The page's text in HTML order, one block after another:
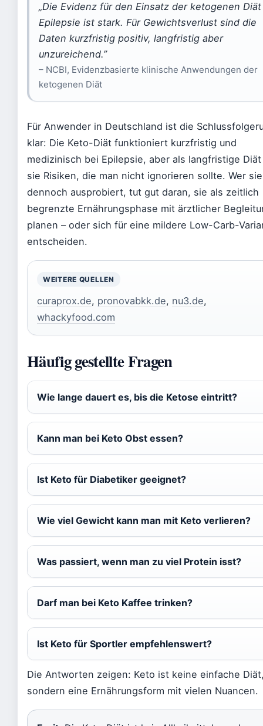
„Die Evidenz für den Einsatz der ketogenen
Epilepsie ist stark. Für Gewichtsverlust sind die
Daten kurzfristig positiv, langfristig aber
unzureichend.”
– NCBI, Evidenzbasierte klinische Anwendungen der
ketogenen Diät
Für Anwender in Deutschland ist die
klar: Die Keto-Diät funktioniert kurzfristig und
medizinisch bei Epilepsie, aber als langfristige
sie Risiken, die man nicht ignorieren sollte. Wer sie
dennoch ausprobiert, tut gut daran, sie als zeitlich
begrenzte Ernährungsphase mit ärztlicher
planen – oder sich für eine mildere Low-Carb-
entscheiden.
WEITERE QUELLEN
curaprox.de, pronovabkk.de, nu3.de,
whackyfood.com
Häufig gestellte Fragen
Wie lange dauert es, bis die Ketose eintritt?
Kann man bei Keto Obst essen?
Ist Keto für Diabetiker geeignet?
Wie viel Gewicht kann man mit Keto verlieren?
Was passiert, wenn man zu viel Protein isst?
Darf man bei Keto Kaffee trinken?
Ist Keto für Sportler empfehlenswert?
Die Antworten zeigen: Keto ist keine einfache
sondern eine Ernährungsform mit vielen Nuancen.